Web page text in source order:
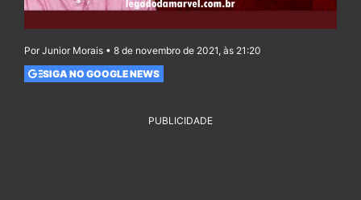
Por Junior Morais • 8 de novembro de 2021, às 21:20
SIGA NO GOOGLE NEWS
PUBLICIDADE